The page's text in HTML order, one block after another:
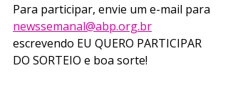
Para participar, envie um e-mail para
newssemanal@abp.org.br
escrevendo EU QUERO PARTICIPAR
DO SORTEIO e boa sorte!